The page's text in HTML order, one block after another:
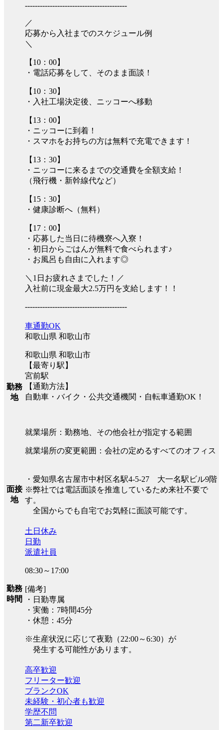
-----------------------------------------
／
応募から入社までのスケジュール例
＼
【10：00】
・電話応募をして、そのまま面談！
【10：30】
・入社工場決定後、ニッコーへ移動
【13：00】
・ニッコーに到着！
・スマホをお持ちの方は無料で充電できます！
【13：30】
・ニッコーに来るまでの交通費を全額支給！
（飛行機・新幹線代など）
【15：30】
・健康診断へ（無料）
【17：00】
・応募した当日に待機寮へ入寮！
・初日からごはんが無料で食べられます♪
・お風呂も自由に入れます◎
＼1日お疲れさまでした！／
入社前に現金最大2.5万円を支給します！！
-----------------------------------------
勤務
地
車通勤OK
和歌山県 和歌山市
和歌山県 和歌山市
【最寄り駅】
宮前駅
【通勤方法】
自動車・バイク・公共交通機関・自転車通勤OK！
就業場所：勤務地、その他会社が指定する範囲
就業場所の変更範囲：会社の定めるすべてのオフィス
面接
地
・愛知県名古屋市中村区名駅4-5-27 大一名駅ビル9階
※弊社では電話面談を推進しているため来社不要で
す。
全国からでも自宅でお気軽に面談可能です。
勤務
時間
土日休み
日勤
派遣社員
08:30～17:00
[備考]
・日勤専属
・実働：7時間45分
・休憩：45分
※生産状況に応じて夜勤（22:00～6:30）が
発生する可能性があります。
高卒歓迎
フリーター歓迎
ブランクOK
未経験・初心者も歓迎
学歴不問
第二新卒歓迎